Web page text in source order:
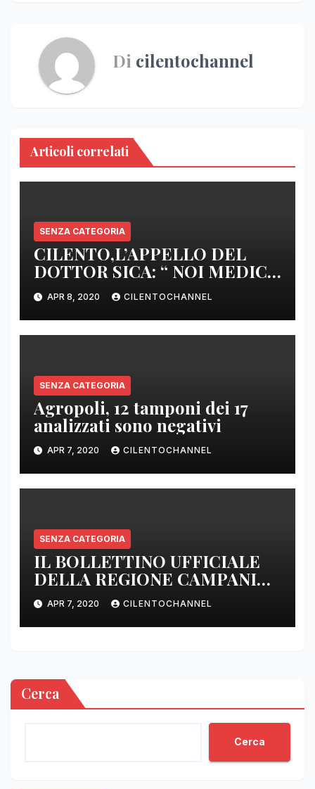
Di cilentochannel
Articoli correlati
SENZA CATEGORIA
CILENTO,L’APPELLO DEL
DOTTOR SICA: “ NOI MEDICI
DI BASE SIAMO SENZA ARMI
E SENZA PRESIDI”
APR 8, 2020 CILENTOCHANNEL
SENZA CATEGORIA
Agropoli, 12 tamponi dei 17
analizzati sono negativi
APR 7, 2020 CILENTOCHANNEL
SENZA CATEGORIA
IL BOLLETTINO UFFICIALE
DELLA REGIONE CAMPANIA
DELLE ORE 22.00
APR 7, 2020 CILENTOCHANNEL
Cerca
Cerca